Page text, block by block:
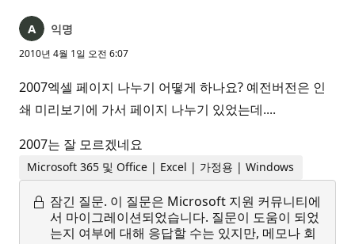
익명
2010년 4월 1일 오전 6:07
2007엑셀 페이지 나누기 어떻게 하나요? 예전버전은 인
쇄 미리보기에 가서 페이지 나누기 있었는데....
2007는 잘 모르겠네요
Microsoft 365 및 Office | Excel | 가정용 | Windows
잠긴 질문. 이 질문은 Microsoft 지원 커뮤니티에
서 마이그레이션되었습니다. 질문이 도움이 되었
는지 여부에 대해 응답할 수는 있지만, 메모나 회